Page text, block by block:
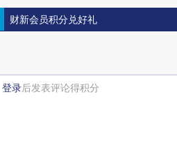
财新会员积分兑好礼
登录后发表评论得积分